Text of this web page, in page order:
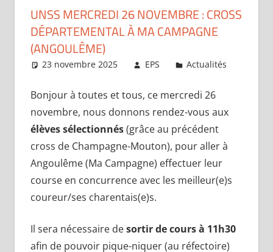
UNSS MERCREDI 26 NOVEMBRE : CROSS
DÉPARTEMENTAL À MA CAMPAGNE
(ANGOULÊME)
23 novembre 2025 EPS Actualités
Bonjour à toutes et tous, ce mercredi 26
novembre, nous donnons rendez-vous aux
élèves sélectionnés(grâce au précédent
cross de Champagne-Mouton), pour aller à
Angoulême (Ma Campagne) effectuer leur
course en concurrence avec les meilleur(e)s
coureur/ses charentais(e)s.
Il sera nécessaire desortir de cours à 11h30
afin de pouvoir pique-niquer (au réfectoire)